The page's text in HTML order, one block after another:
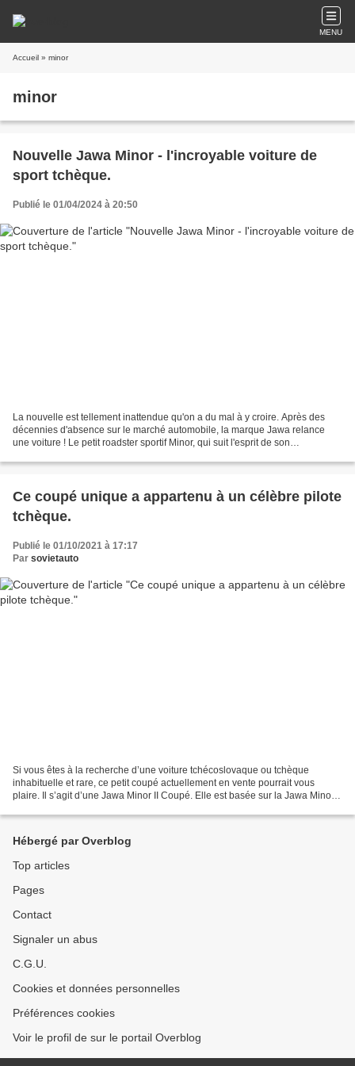
MENU
Accueil » minor
minor
Nouvelle Jawa Minor - l'incroyable voiture de
sport tchèque.
Publié le 01/04/2024 à 20:50
La nouvelle est tellement inattendue qu'on a du mal à y croire. Après des
décennies d'absence sur le marché automobile, la marque Jawa relance
une voiture ! Le petit roadster sportif Minor, qui suit l'esprit de son
Ce coupé unique a appartenu à un célèbre pilote
tchèque.
Publié le 01/10/2021 à 17:17
Par sovietauto
Si vous êtes à la recherche d’une voiture tchécoslovaque ou tchèque
inhabituelle et rare, ce petit coupé actuellement en vente pourrait vous
plaire. Il s’agit d’une Jawa Minor II Coupé. Elle est basée sur la Jawa Minor
Hébergé par Overblog
Top articles
Pages
Contact
Signaler un abus
C.G.U.
Cookies et données personnelles
Préférences cookies
Voir le profil de sur le portail Overblog